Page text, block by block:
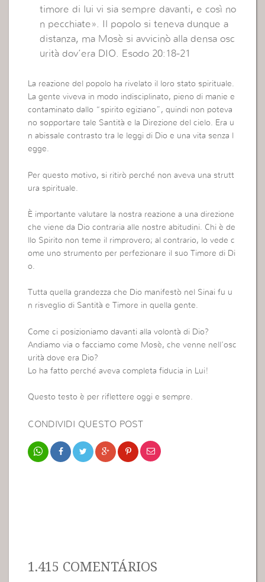
timore di lui vi sia sempre davanti, e così no
n pecchiate». Il popolo si teneva dunque a
distanza, ma Mosè si avvicinò alla densa osc
urità dov’era DIO. Esodo 20:18-21
La reazione del popolo ha rivelato il loro stato spirituale.
La gente viveva in modo indisciplinato, pieno di manie e
contaminato dallo “spirito egiziano”, quindi non poteva
no sopportare tale Santità e la Direzione del cielo. Era u
n abissale contrasto tra le leggi di Dio e una vita senza l
egge.
Per questo motivo, si ritirò perché non aveva una strutt
ura spirituale.
È importante valutare la nostra reazione a una direzione
che viene da Dio contraria alle nostre abitudini. Chi è de
llo Spirito non teme il rimprovero; al contrario, lo vede c
ome uno strumento per perfezionare il suo Timore di Di
o.
Tutta quella grandezza che Dio manifestò nel Sinai fu u
n risveglio di Santità e Timore in quella gente.
Come ci posizioniamo davanti alla volontà di Dio?
Andiamo via o facciamo come Mosè, che venne nell’osc
urità dove era Dio?
Lo ha fatto perché aveva completa fiducia in Lui!
Questo testo è per riflettere oggi e sempre.
CONDIVIDI QUESTO POST
1.415 COMENTÁRIOS